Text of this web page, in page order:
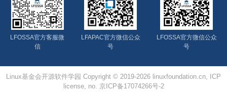
LFOSSA官方客服微
信
LFAPAC官方微信公众
号
LFOSSA官方微信公众
号
Linux基金会开源软件学园 Copyright © 2019-2026 linuxfoundation.cn, ICP
license, no. 京ICP备17074266号-2